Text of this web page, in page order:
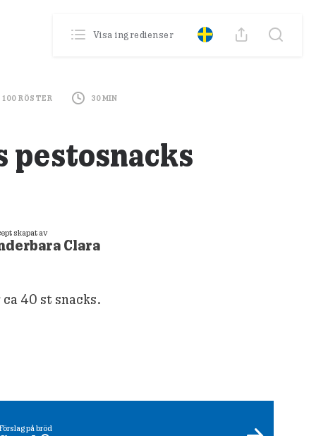
0Poäng
Visa ingredienser
100 RÖSTER 30 MIN
pestosnacks
skapat av
Clara
40 st snacks.
på bröd